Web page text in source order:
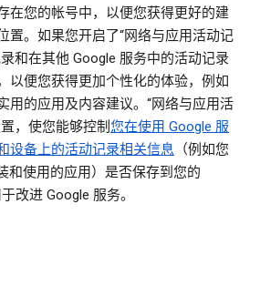
在您的帐号中，以便您获得更好的建
置。如果您开启了“网络与应用活动记
和在其他 Google 服务中的活动记录
以便您获得更加个性化的体验，例如
用的应用及内容建议。“网络与应用活
，使您能够控制您在使用 Google 服
设备上的活动记录相关信息 （例如您
和使用的应用）是否保存到您的
改进 Google 服务。